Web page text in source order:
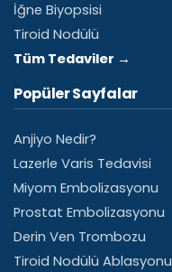
İğne Biyopsisi
Tiroid Nodülü
Tüm Tedaviler →
Popüler Sayfalar
Anjiyo Nedir?
Lazerle Varis Tedavisi
Miyom Embolizasyonu
Prostat Embolizasyonu
Derin Ven Trombozu
Tiroid Nodülü Ablasyonu